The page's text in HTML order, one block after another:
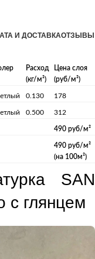
И ДОСТАВКАОТЗЫВЫ
Расход
(кг/м²)
Цена слоя
(руб/м²)
0.130 178
0.500 312
490 руб/м²
490 руб/м²
(на 100м²)
SAN
с глянцем